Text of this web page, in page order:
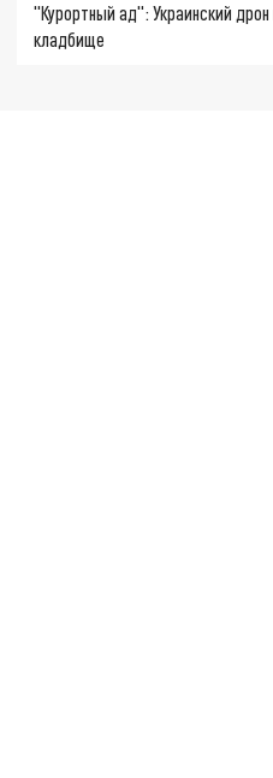
"Курортный ад": Украинский
кладбище